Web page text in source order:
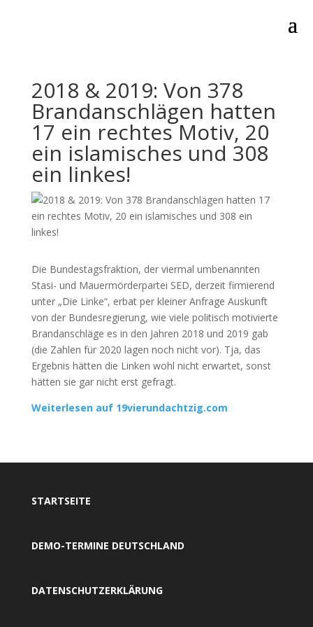
2018 & 2019: Von 378
Brandanschlägen hatten
17 ein rechtes Motiv, 20
ein islamisches und 308
ein linkes!
Die Bundestagsfraktion, der viermal umbenannten
Stasi- und Mauermörderpartei SED, derzeit firmierend
unter „Die Linke“, erbat per kleiner Anfrage Auskunft
von der Bundesregierung, wie viele politisch motivierte
Brandanschläge es in den Jahren 2018 und 2019 gab
(die Zahlen für 2020 lagen noch nicht vor). Tja, das
Ergebnis hätten die Linken wohl nicht erwartet, sonst
hätten sie gar nicht erst gefragt.
Weiterlesen auf 19vierundachtzig.com
STARTSEITE
DEMO-TERMINE DEUTSCHLAND
DATENSCHUTZERKLÄRUNG